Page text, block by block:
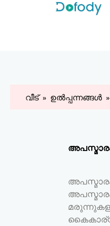
ഉള്ളടക്കത്തിലേക്ക്
വീട് ഉൽപ്പന്നങ്ങൾ